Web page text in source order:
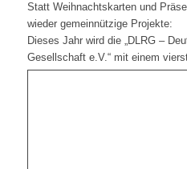
Statt Weihnachtskarten und
wieder gemeinnützige Projekte:
Dieses Jahr wird die „DLRG –
Gesellschaft e.V.“ mit einem